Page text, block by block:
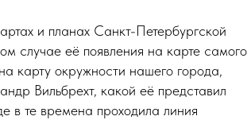
и планах Санкт-Петербургской
случае её появления на карте самого
карту окружности нашего города,
Вильбрехт, какой её представил
в те времена проходила линия